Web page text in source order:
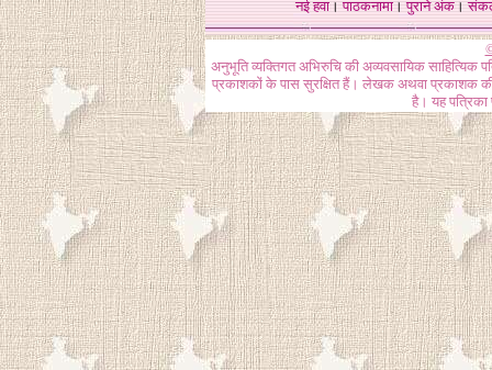
नई हवा। पाठकनामा। पुराने अंक।
अनुभूति व्यक्तिगत अभिरुचि की अव्यवसायिक
प्रकाशकों के पास सुरक्षित हैं। लेखक अथवा प्रकाशक की
है। यह पत्रिका